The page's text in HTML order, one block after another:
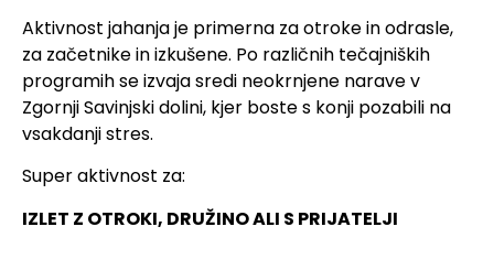
Aktivnost jahanja je primerna za otroke in odrasle,
za začetnike in izkušene. Po različnih tečajniških
programih se izvaja sredi neokrnjene narave v
Zgornji Savinjski dolini, kjer boste s konji pozabili na
vsakdanji stres.
Super aktivnost za:
IZLET Z OTROKI, DRUŽINO ALI S PRIJATELJI